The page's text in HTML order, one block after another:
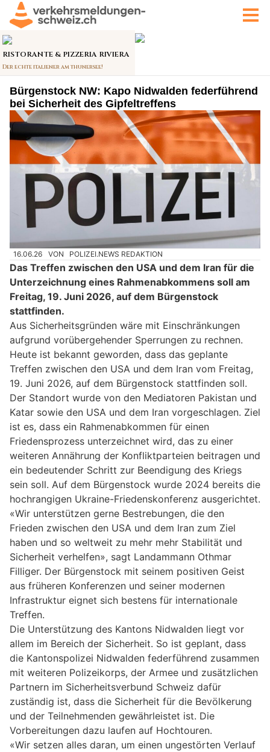
Bürgenstock NW: Kapo Nidwalden federführend
bei Sicherheit des Gipfeltreffens
16.06.26 VON POLIZEI.NEWS REDAKTION
Das Treffen zwischen den USA und dem Iran für die
Unterzeichnung eines Rahmenabkommens soll am
Freitag, 19. Juni 2026, auf dem Bürgenstock
stattfinden.
Aus Sicherheitsgründen wäre mit Einschränkungen
aufgrund vorübergehender Sperrungen zu rechnen.
Heute ist bekannt geworden, dass das geplante
Treffen zwischen den USA und dem Iran vom Freitag,
19. Juni 2026, auf dem Bürgenstock stattfinden soll.
Der Standort wurde von den Mediatoren Pakistan und
Katar sowie den USA und dem Iran vorgeschlagen. Ziel
ist es, dass ein Rahmenabkommen für einen
Friedensprozess unterzeichnet wird, das zu einer
weiteren Annährung der Konfliktparteien beitragen und
ein bedeutender Schritt zur Beendigung des Kriegs
sein soll. Auf dem Bürgenstock wurde 2024 bereits die
hochrangigen Ukraine-Friedenskonferenz ausgerichtet.
«Wir unterstützen gerne Bestrebungen, die den
Frieden zwischen den USA und dem Iran zum Ziel
haben und so weltweit zu mehr mehr Stabilität und
Sicherheit verhelfen», sagt Landammann Othmar
Filliger. Der Bürgenstock mit seinem positiven Geist
aus früheren Konferenzen und seiner modernen
Infrastruktur eignet sich bestens für internationale
Treffen.
Die Unterstützung des Kantons Nidwalden liegt vor
allem im Bereich der Sicherheit. So ist geplant, dass
die Kantonspolizei Nidwalden federführend zusammen
mit weiteren Polizeikorps, der Armee und zusätzlichen
Partnern im Sicherheitsverbund Schweiz dafür
zuständig ist, dass die Sicherheit für die Bevölkerung
und der Teilnehmenden gewährleistet ist. Die
Vorbereitungen dazu laufen auf Hochtouren.
«Wir setzen alles daran, um einen ungestörten Verlauf